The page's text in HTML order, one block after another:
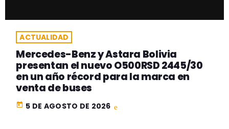
ACTUALIDAD
Mercedes-Benz y Astara Bolivia
presentan el nuevo O500RSD 2445/30
en un año récord para la marca en
venta de buses
today 5 DE AGOSTO DE 2026